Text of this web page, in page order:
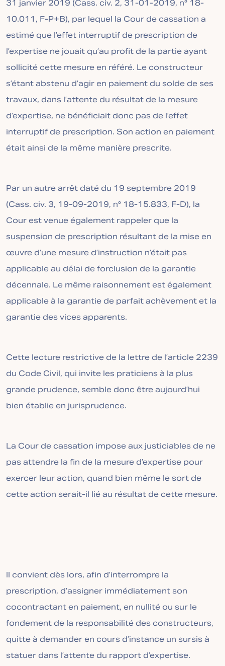
31 janvier 2019 (Cass. civ. 2, 31-01-2019, n° 18-
10.011, F-P+B), par lequel la Cour de cassation a
estimé que l’effet interruptif de prescription de
l’expertise ne jouait qu’au profit de la partie ayant
sollicité cette mesure en référé. Le constructeur
s’étant abstenu d’agir en paiement du solde de ses
travaux, dans l’attente du résultat de la mesure
d’expertise, ne bénéficiait donc pas de l’effet
interruptif de prescription. Son action en paiement
était ainsi de la même manière prescrite.
Par un autre arrêt daté du 19 septembre 2019
(Cass. civ. 3, 19-09-2019, n° 18-15.833, F-D), la
Cour est venue également rappeler que la
suspension de prescription résultant de la mise en
œuvre d’une mesure d’instruction n’était pas
applicable au délai de forclusion de la garantie
décennale. Le même raisonnement est également
applicable à la garantie de parfait achèvement et la
garantie des vices apparents.
Cette lecture restrictive de la lettre de l’article 2239
du Code Civil, qui invite les praticiens à la plus
grande prudence, semble donc être aujourd’hui
bien établie en jurisprudence.
La Cour de cassation impose aux justiciables de ne
pas attendre la fin de la mesure d’expertise pour
exercer leur action, quand bien même le sort de
cette action serait-il lié au résultat de cette mesure.
Il convient dès lors, afin d’interrompre la
prescription, d’assigner immédiatement son
cocontractant en paiement, en nullité ou sur le
fondement de la responsabilité des constructeurs,
quitte à demander en cours d’instance un sursis à
statuer dans l’attente du rapport d’expertise.